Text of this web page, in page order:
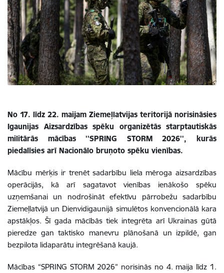
No 17. līdz 22. maijam Ziemeļlatvijas teritorijā norisināsies
Igaunijas Aizsardzības spēku organizētās starptautiskās
militārās mācības ''SPRING STORM 2026'', kurās
piedalīsies arī Nacionālo bruņoto spēku vienības.
Mācību mērķis ir trenēt sadarbību liela mēroga aizsardzības
operācijās, kā arī sagatavot vienības ienākošo spēku
uzņemšanai un nodrošināt efektīvu pārrobežu sadarbību
Ziemeļlatvijā un Dienvidigaunijā simulētos konvencionālā kara
apstākļos. Šī gada mācībās tiek integrēta arī Ukrainas gūtā
pieredze gan taktisko manevru plānošanā un izpildē, gan
bezpilota lidaparātu integrēšanā kaujā.
Mācības “SPRING STORM 2026” norisinās no 4. maija līdz 1.